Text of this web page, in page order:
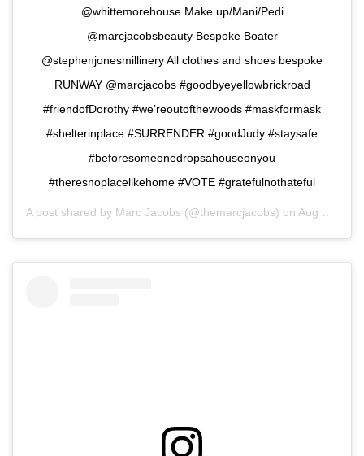
@whittemorehouse Make up/Mani/Pedi
@marcjacobsbeauty Bespoke Boater
@stephenjonesmillinery All clothes and shoes bespoke
RUNWAY @marcjacobs #goodbyeyellowbrickroad
#friendofDorothy #we’reoutofthewoods #maskformask
#shelterinplace #SURRENDER #goodJudy #staysafe
#beforesomeonedropsahouseonyou
#theresnoplacelikehome #VOTE #gratefulnothateful
A post shared by Marc Jacobs (@themarcjacobs) on Aug 31, 2020 at 6:03am PDT